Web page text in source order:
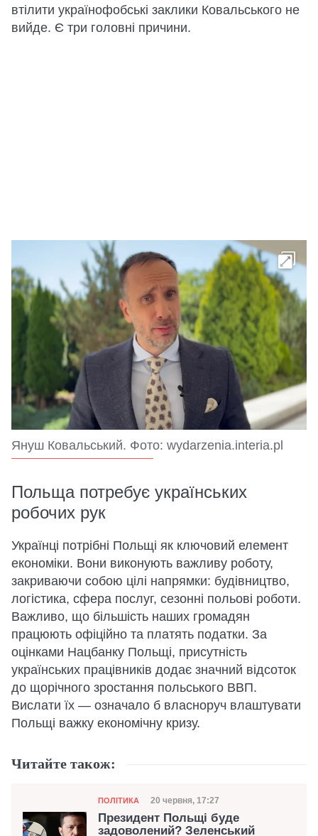
втілити українофобські заклики Ковальського не
вийде. Є три головні причини.
Януш Ковальський. Фото: wydarzenia.interia.pl
Польща потребує українських
робочих рук
Українці потрібні Польщі як ключовий елемент
економіки. Вони виконують важливу роботу,
закриваючи собою цілі напрямки: будівництво,
логістика, сфера послуг, сезонні польові роботи.
Важливо, що більшість наших громадян
працюють офіційно та платять податки. За
оцінками Нацбанку Польщі, присутність
українських працівників додає значний відсоток
до щорічного зростання польського ВВП.
Вислати їх — означало б власноруч влаштувати
Польщі важку економічну кризу.
Читайте також:
Категорія
ПОЛІТИКА Дата публікації
20 червня, 17:27
Президент Польщі буде
задоволений? Зеленський